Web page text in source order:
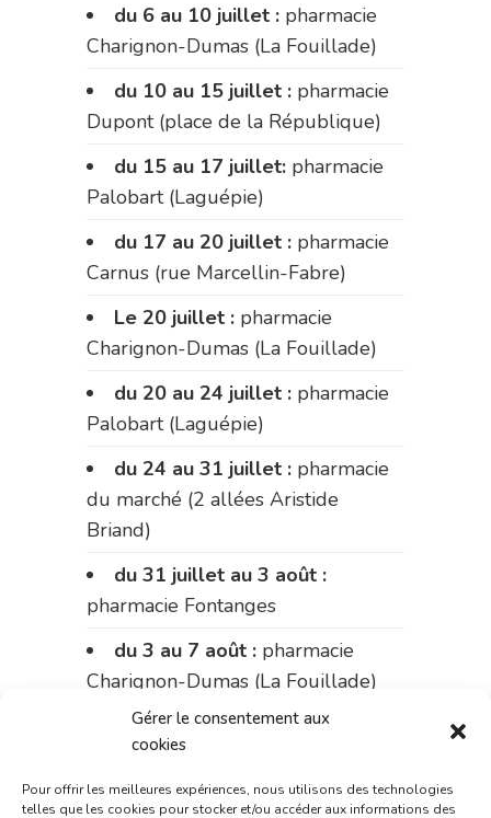
Gérer le consentement aux
cookies
Pour offrir les meilleures expériences, nous utilisons des technologies
telles que les cookies pour stocker et/ou accéder aux informations des
du 6 au 10 juillet : pharmacie
Charignon-Dumas (La Fouillade)
du 10 au 15 juillet : pharmacie
Dupont (place de la République)
du 15 au 17 juillet: pharmacie
Palobart (Laguépie)
du 17 au 20 juillet : pharmacie
Carnus (rue Marcellin-Fabre)
Le 20 juillet : pharmacie
Charignon-Dumas (La Fouillade)
du 20 au 24 juillet : pharmacie
Palobart (Laguépie)
du 24 au 31 juillet : pharmacie
du marché (2 allées Aristide
Briand)
du 31 juillet au 3 août :
pharmacie Fontanges
du 3 au 7 août : pharmacie
Charignon-Dumas (La Fouillade)
du 7 au 14 août :pharmacie
Bonnemaire (rue Saint-Jacques)
du 15 au 17 août :pharmacie